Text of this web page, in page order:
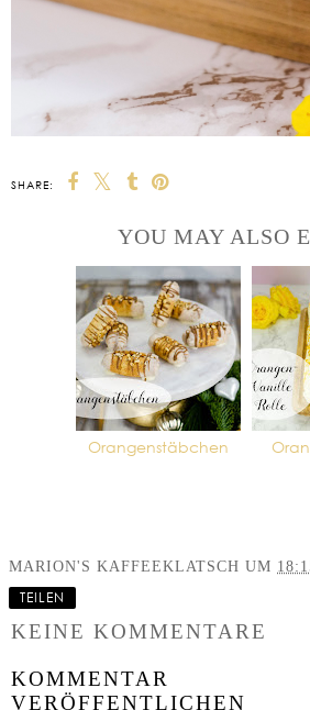
SHARE:
YOU MAY ALSO
Orangenstäbchen
MARION'S KAFFEEKLATSCH UM
TEILEN
KEINE KOMMENTARE
KOMMENTAR
VERÖFFENTLICHEN